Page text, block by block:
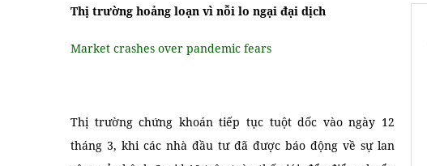
Thị trường hoảng loạn vì nỗi lo ngại đại dịch
Market crashes over pandemic fears
Thị trường chứng khoán tiếp tục tuột dốc vào ngày 12
tháng 3, khi các nhà đầu tư đã được báo động về sự lan
Giao Tiếp Hàng Ngày